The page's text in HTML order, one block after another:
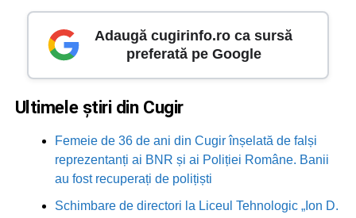
Adaugă cugirinfo.ro ca sursă
preferată pe Google
Ultimele știri din Cugir
Femeie de 36 de ani din Cugir înșelată de falși
reprezentanți ai BNR și ai Poliției Române. Banii
au fost recuperați de polițiști
Schimbare de directori la Liceul Tehnologic „Ion D.